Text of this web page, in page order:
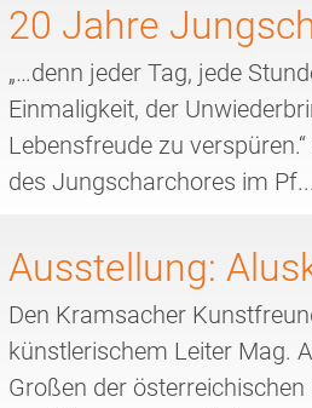
20 Jahre
„…denn jeder Tag, jede
Einmaligkeit, der
Lebensfreude zu
des Jungscharchores im Pf...
Ausstellung:
Den Kramsacher
künstlerischem Leiter Mag.
Großen der